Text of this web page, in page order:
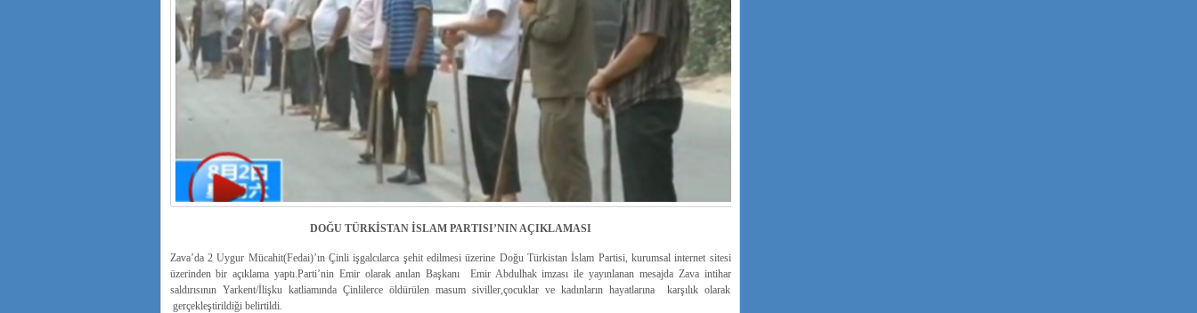
DOĞU TÜRKİSTAN İSLAM PARTISI’NIN AÇIKLAMASI
Zava’da 2 Uygur Mücahit(Fedai)’ın Çinli işgalcılarca şehit edilmesi üzerine Doğu Türkistan İslam Partisi, kurumsal internet sitesi
üzerinden bir açıklama yaptı.Parti’nin Emir olarak anılan Başkanı Emir Abdulhak imzası ile yayınlanan mesajda Zava intihar
saldırısının Yarkent/İlişku katliamında Çinlilerce öldürülen masum siviller,çocuklar ve kadınların hayatlarına karşılık olarak
gerçekleştirildiği belirtildi.